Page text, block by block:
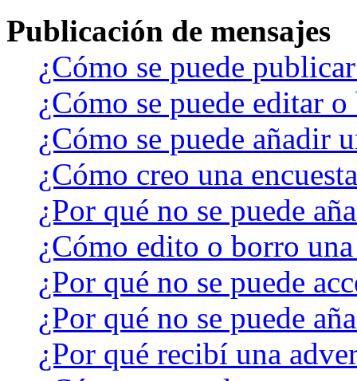
Publicación de mensajes
¿Cómo se puede
¿Cómo se puede editar
¿Cómo se puede añadir
¿Cómo creo una
¿Por qué no se puede
¿Cómo edito o borro una
¿Por qué no se puede
¿Por qué no se puede
¿Por qué recibí una